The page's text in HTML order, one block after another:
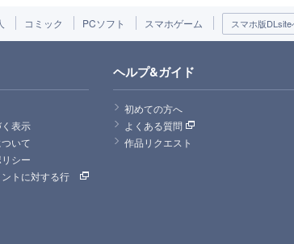
コミック PCソフト スマホゲーム スマホ版DLsite
表示
いて
シー
トに対する行
ヘルプ&ガイド
初めての方へ
よくある質問
作品リクエスト